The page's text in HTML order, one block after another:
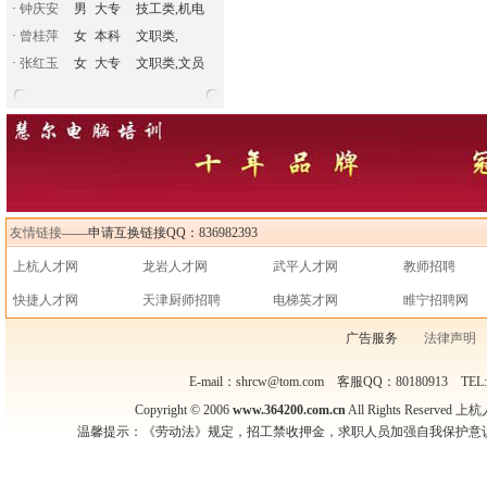
· 钟庆安 男 大专
技工类,机电
· 曾桂萍 女 本科
文职类,
· 张红玉 女 大专 文职类,文员
友情链接——申请互换链接QQ：836982393
上杭人才网 龙岩人才网 武平人才网 教师招聘
快捷人才网 天津厨师招聘 电梯英才网 睢宁招聘网
广告服务 法律声明
E-mail：shrcw@tom.com 客服QQ：80180913
Copyright © 2006 www.364200.com.cnAll Rights Reserved
温馨提示：《劳动法》规定，招工禁收押金，求职人员加强自我保护